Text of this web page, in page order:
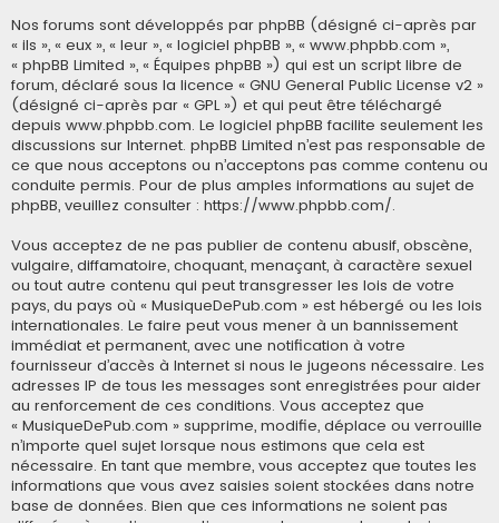
Nos forums sont développés par phpBB (désigné ci-après par
« ils », « eux », « leur », « logiciel phpBB », « www.phpbb.com »,
« phpBB Limited », « Équipes phpBB ») qui est un script libre de
forum, déclaré sous la licence « GNU General Public License v2 »
(désigné ci-après par « GPL ») et qui peut être téléchargé
depuis www.phpbb.com. Le logiciel phpBB facilite seulement les
discussions sur Internet. phpBB Limited n’est pas responsable de
ce que nous acceptons ou n’acceptons pas comme contenu ou
conduite permis. Pour de plus amples informations au sujet de
phpBB, veuillez consulter : https://www.phpbb.com/.
Vous acceptez de ne pas publier de contenu abusif, obscène,
vulgaire, diffamatoire, choquant, menaçant, à caractère sexuel
ou tout autre contenu qui peut transgresser les lois de votre
pays, du pays où « MusiqueDePub.com » est hébergé ou les lois
internationales. Le faire peut vous mener à un bannissement
immédiat et permanent, avec une notification à votre
fournisseur d’accès à Internet si nous le jugeons nécessaire. Les
adresses IP de tous les messages sont enregistrées pour aider
au renforcement de ces conditions. Vous acceptez que
« MusiqueDePub.com » supprime, modifie, déplace ou verrouille
n’importe quel sujet lorsque nous estimons que cela est
nécessaire. En tant que membre, vous acceptez que toutes les
informations que vous avez saisies soient stockées dans notre
base de données. Bien que ces informations ne soient pas